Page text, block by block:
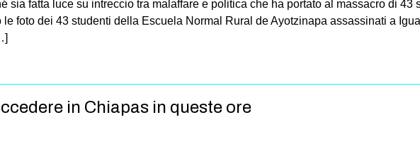
sia fatta luce su intreccio tra malaffare e politica che ha portato al massacro di 43
foto dei 43 studenti della Escuela Normal Rural de Ayotzinapa assassinati a
in Chiapas in queste ore